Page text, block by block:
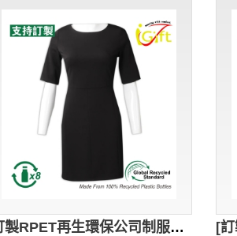
[訂製RPET再生環保公司制服黑色連身裙]｜公司制服｜訂製公司制服logo｜GRS認證環保回收紗｜可持續發展｜半袖設計｜UN188